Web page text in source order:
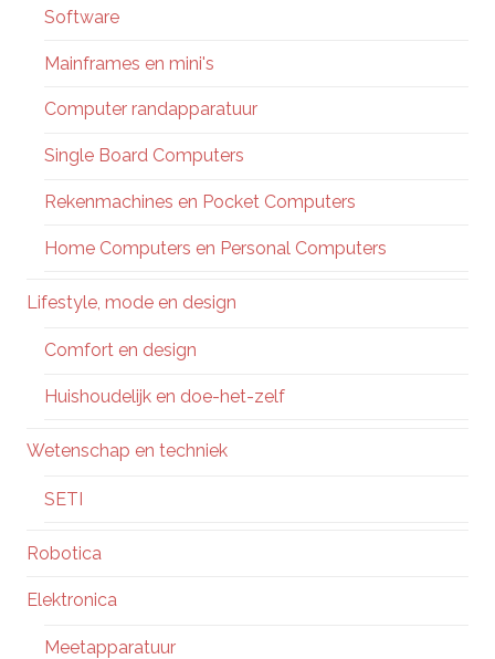
Software
Mainframes en mini's
Computer randapparatuur
Single Board Computers
Rekenmachines en Pocket Computers
Home Computers en Personal Computers
Lifestyle, mode en design
Comfort en design
Huishoudelijk en doe-het-zelf
Wetenschap en techniek
SETI
Robotica
Elektronica
Meetapparatuur